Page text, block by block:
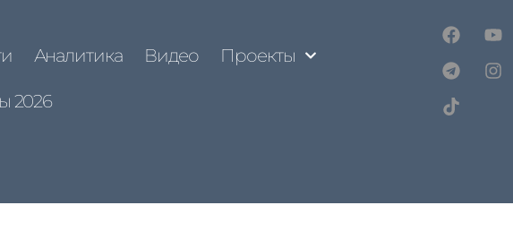
Аналитика Видео Проекты
2026